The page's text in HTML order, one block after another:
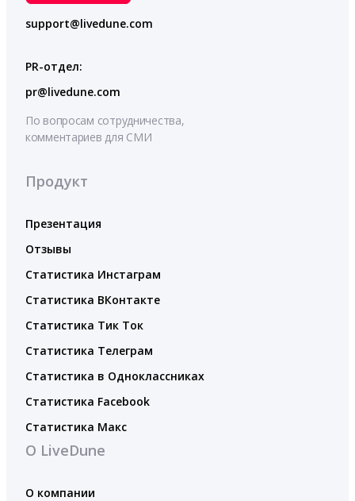
support@livedune.com
PR-отдел:
pr@livedune.com
По вопросам сотрудничества,
комментариев для СМИ
Продукт
Презентация
Отзывы
Статистика Инстаграм
Статистика ВКонтакте
Статистика Тик Ток
Статистика Телеграм
Статистика в Одноклассниках
Статистика Facebook
Статистика Макс
О LiveDune
О компании